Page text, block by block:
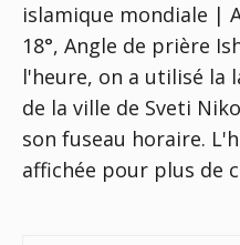
islamique mondiale |
18°, Angle de prière
l'heure, on a utilisé la
de la ville de Sveti
son fuseau horaire.
affichée pour plus de